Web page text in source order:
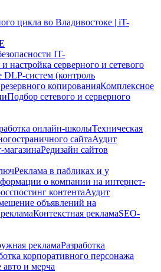
IT-
настройка серверного и сетевого
DLP-систем (контроль
копированияКомплексное
Подбор сетевого и серверного
онлайн-школыТехническая
сайтаАудит
магазинаРедизайн сайтов
Реклама в пабликах и у
о компании на интернет-
контентаАудит
объявлений на
Контекстная рекламаSEO-
рекламаРазработка
корпоративного персонажа
и мерча